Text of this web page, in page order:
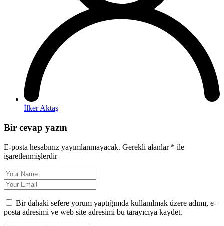
İlker Aktaş
Bir cevap yazın
E-posta hesabınız yayımlanmayacak. Gerekli alanlar * ile
işaretlenmişlerdir
Bir dahaki sefere yorum yaptığımda kullanılmak üzere adımı, e-
posta adresimi ve web site adresimi bu tarayıcıya kaydet.